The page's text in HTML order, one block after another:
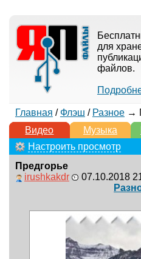
для
файлов.
Главная / Флэш / Разное→
Видео
Музыка
Настроить просмотр
Предгорье
irushkakdr
07.10.2018